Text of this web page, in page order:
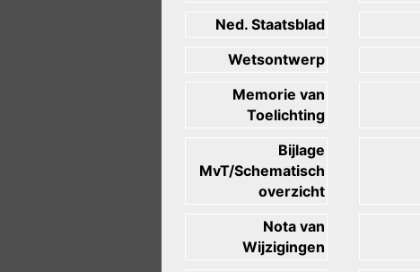
Ned. Staatsblad
Wetsontwerp
Memorie van
Toelichting
Bijlage
MvT/Schematisch
overzicht
Nota van
Wijzigingen